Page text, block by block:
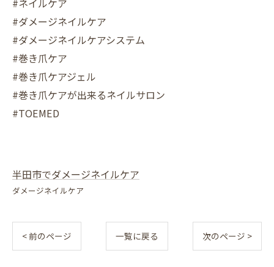
#ネイルケア
#ダメージネイルケア
#ダメージネイルケアシステム
#巻き爪ケア
#巻き爪ケアジェル
#巻き爪ケアが出来るネイルサロン
#TOEMED
半田市でダメージネイルケア
ダメージネイルケア
< 前のページ 一覧に戻る 次のページ >